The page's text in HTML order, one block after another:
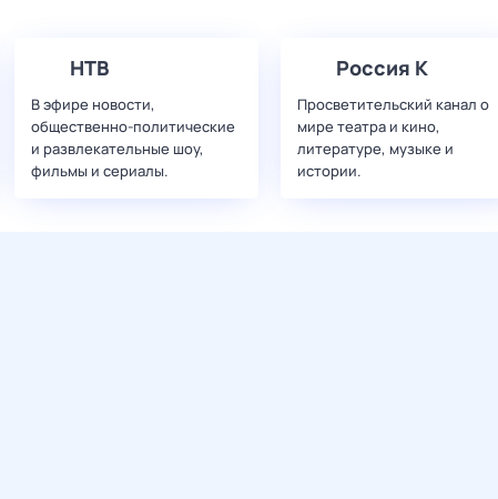
НТВ
В эфире новости,
общественно-политические
и развлекательные шоу,
фильмы и сериалы.
Россия К
Просветительский канал о
мире театра и кино,
литературе, музыке и
истории.